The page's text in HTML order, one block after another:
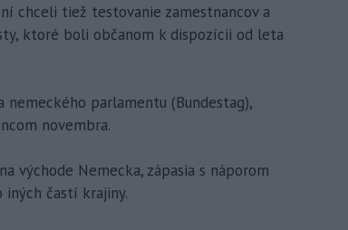
chceli tiež testovanie zamestnancov a
ktoré boli občanom k dispozícii od leta
parlamentu (Bundestag),
novembra.
východe Nemecka, zápasia s náporom
častí krajiny.